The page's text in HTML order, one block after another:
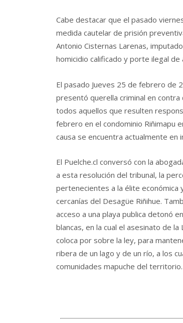
Cabe destacar que el pasado
medida cautelar de prisión
Antonio Cisternas Larenas,
homicidio calificado y porte ilegal
El pasado Jueves 25 de febrero de
presentó querella criminal en contra
todos aquellos que resulten
febrero en el condominio Riñimapu
causa se encuentra actualmente
El Puelche.cl conversó con la
a esta resolución del tribunal, la
pertenecientes a la élite económica
cercanías del Desagüe Riñihue.
acceso a una playa publica detonó
blancas, en la cual el asesinato de
coloca por sobre la ley, para
ribera de un lago y de un río, a los
comunidades mapuche del territorio.